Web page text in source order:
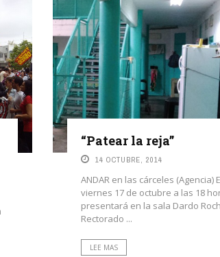
“Patear la reja”
14 OCTUBRE, 2014
ANDAR en las cárceles (Agencia)
viernes 17 de octubre a las 18
presentará en la sala Dardo
Rectorado ...
LEE MAS